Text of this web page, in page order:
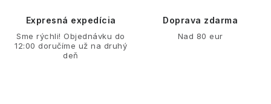
Expresná expedícia
Sme rýchli! Objednávku do
12:00 doručíme už na druhý
deň
Doprava zdarma
Nad 80 eur